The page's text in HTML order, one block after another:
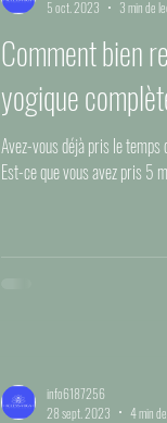
Comment bien
yogique
Avez-vous déjà pris le
Est-ce que vous avez pris 5
5 oct. 2023
3 min de
info6187256
28 sept. 2023
4 min